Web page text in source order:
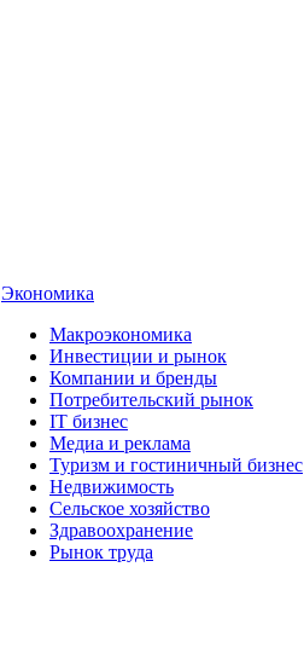
Экономика
Макроэкономика
Инвестиции и рынок
Компании и бренды
Потребительский рынок
IT бизнес
Медиа и реклама
Туризм и гостиничный бизнес
Недвижимость
Сельское хозяйство
Здравоохранение
Рынок труда